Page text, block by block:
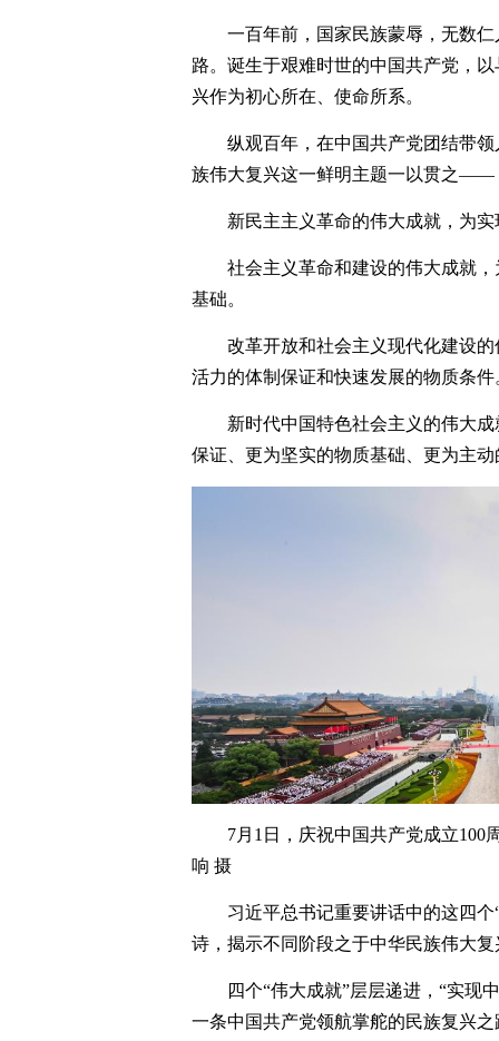
一百年前，国家民族蒙辱，无数
路。诞生于艰难时世的中国共产党，
兴作为初心所在、使命所系。
纵观百年，在中国共产党团结带
族伟大复兴这一鲜明主题一以贯之——
新民主主义革命的伟大成就，为
社会主义革命和建设的伟大成就
基础。
改革开放和社会主义现代化建设
活力的体制保证和快速发展的物质条件
新时代中国特色社会主义的伟大
保证、更为坚实的物质基础、更为主
7月1日，庆祝中国共产党成立100
响 摄
习近平总书记重要讲话中的这四
诗，揭示不同阶段之于中华民族伟大
四个“伟大成就”层层递进，“实现
一条中国共产党领航掌舵的民族复兴